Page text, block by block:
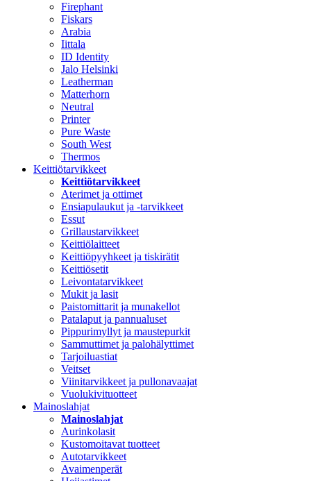
Firephant
Fiskars
Arabia
Iittala
ID Identity
Jalo Helsinki
Leatherman
Matterhorn
Neutral
Printer
Pure Waste
South West
Thermos
Keittiötarvikkeet
Keittiötarvikkeet
Aterimet ja ottimet
Ensiapulaukut ja -tarvikkeet
Essut
Grillaustarvikkeet
Keittiölaitteet
Keittiöpyyhkeet ja tiskirätit
Keittiösetit
Leivontatarvikkeet
Mukit ja lasit
Paistomittarit ja munakellot
Patalaput ja pannualuset
Pippurimyllyt ja maustepurkit
Sammuttimet ja palohälyttimet
Tarjoiluastiat
Veitset
Viinitarvikkeet ja pullonavaajat
Vuolukivituotteet
Mainoslahjat
Mainoslahjat
Aurinkolasit
Kustomoitavat tuotteet
Autotarvikkeet
Avaimenperät